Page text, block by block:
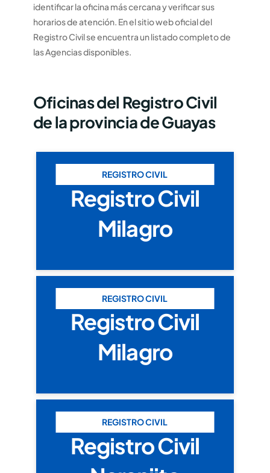
identificar la oficina más cercana y verificar sus
horarios de atención. En el sitio web oficial del
Registro Civil se encuentra un listado completo de
las Agencias disponibles.
Oficinas del Registro Civil
de la provincia de Guayas
REGISTRO CIVIL
Registro Civil
Milagro
REGISTRO CIVIL
Registro Civil
Milagro
REGISTRO CIVIL
Registro Civil